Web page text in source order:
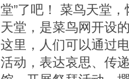
堂”了吧！ 菜鸟天堂
天堂，是菜鸟网开设
这里，人们可以通过
活动，表达哀思、传